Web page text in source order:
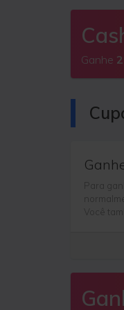
Ganhe
Para
Você